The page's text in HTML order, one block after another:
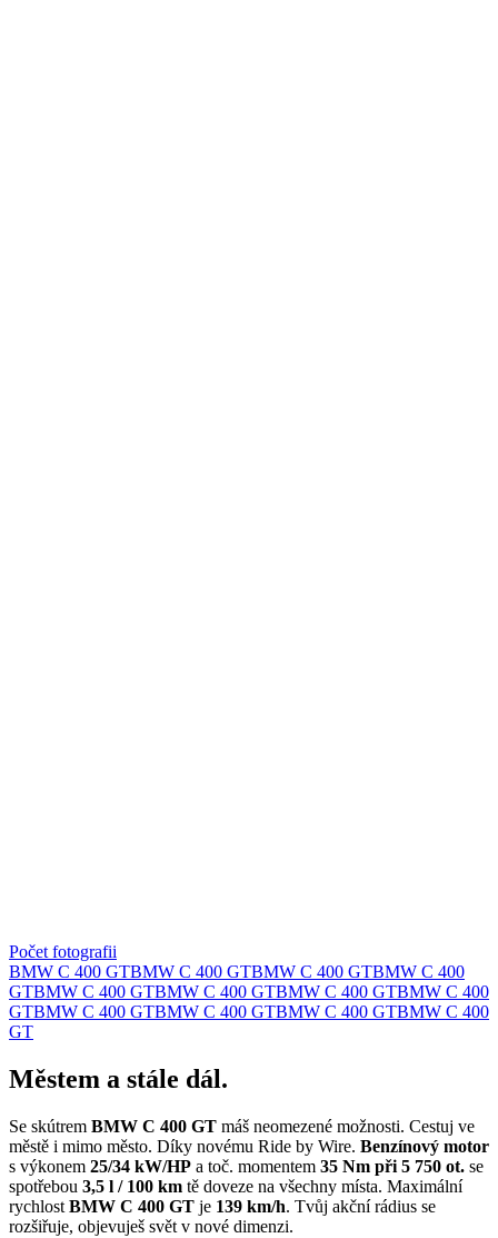
Počet fotografii
BMW C 400 GTBMW C 400 GTBMW C 400 GTBMW C 400
GTBMW C 400 GTBMW C 400 GTBMW C 400 GTBMW C 400
GTBMW C 400 GTBMW C 400 GTBMW C 400 GTBMW C 400
GT
Městem a stále dál.
Se skútrem BMW C 400 GT máš neomezené možnosti. Cestuj ve
městě i mimo město. Díky novému Ride by Wire. Benzínový motor
s výkonem 25/34 kW/HP a toč. momentem 35 Nm při 5 750 ot. se
spotřebou 3,5 l / 100 km tě doveze na všechny místa. Maximální
rychlost BMW C 400 GT je 139 km/h. Tvůj akční rádius se
rozšiřuje, objevuješ svět v nové dimenzi.